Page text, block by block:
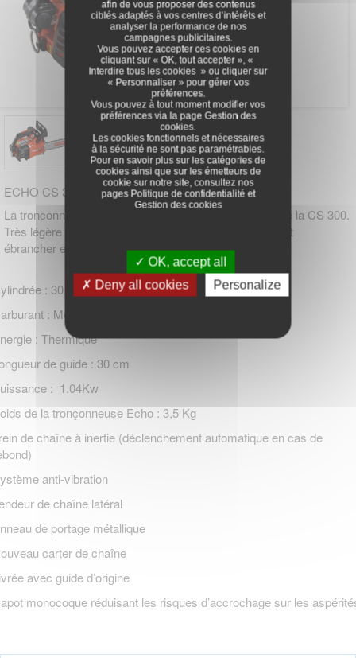
ECHO CS 303T
La tronconneuse ECHO CS 303T est la remplaçante de la CS 300.
Très légère et compacte, elle sera idéale pour élaguer et
ébrancher en toute sécurité !
: 30,1 cm3
: Mélange 2T
: Thermique
de guide : 30 cm
: 1.04Kw
de la tronçonneuse Echo : 3,5 Kg
de chaîne à inertie (déclenchement automatique en cas de
anti-vibration
de chaîne latéral
de portage métallique
carter de chaîne
avec guide d’origine
monocoque réduisant les risques d’accrochage sur les
afin de vous proposer des contenus
ciblés adaptés à vos centres d’intérêts et
analyser la performance de nos
campagnes publicitaires.
Vous pouvez accepter ces cookies en
cliquant sur « OK, tout accepter », «
Interdire tous les cookies » ou cliquer sur
« Personnaliser » pour gérer vos
préférences.
Vous pouvez à tout moment modifier vos
préférences via la page Gestion des
cookies.
Les cookies fonctionnels et nécessaires
à la sécurité ne sont pas paramétrables.
Pour en savoir plus sur les catégories de
cookies ainsi que sur les émetteurs de
cookie sur notre site, consultez nos
pages Politique de confidentialité et
Gestion des cookies
OK, accept all
Deny all cookies
Personalize